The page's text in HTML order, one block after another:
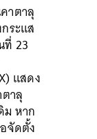
าตาลุ
ระแส
ที่ 23
แสดง
าลุ
ม หาก
จัดตั้ง